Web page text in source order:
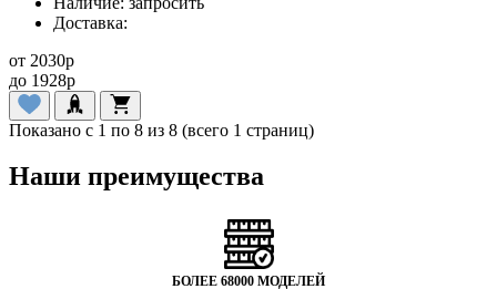
Доставка:
от 2030p
до 1928p
Показано с 1 по 8 из 8 (всего 1 страниц)
Наши преимущества
БОЛЕЕ 68000 МОДЕЛЕЙ